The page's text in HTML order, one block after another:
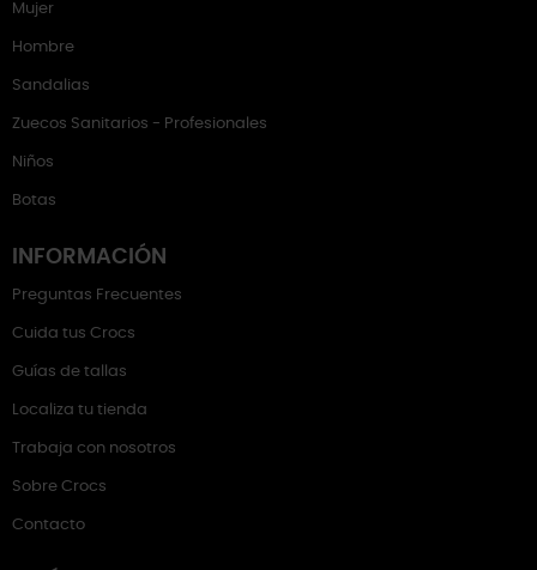
Mujer
Hombre
Sandalias
Zuecos Sanitarios - Profesionales
Niños
Botas
INFORMACIÓN
Preguntas Frecuentes
Cuida tus Crocs
Guías de tallas
Localiza tu tienda
Trabaja con nosotros
Sobre Crocs
Contacto